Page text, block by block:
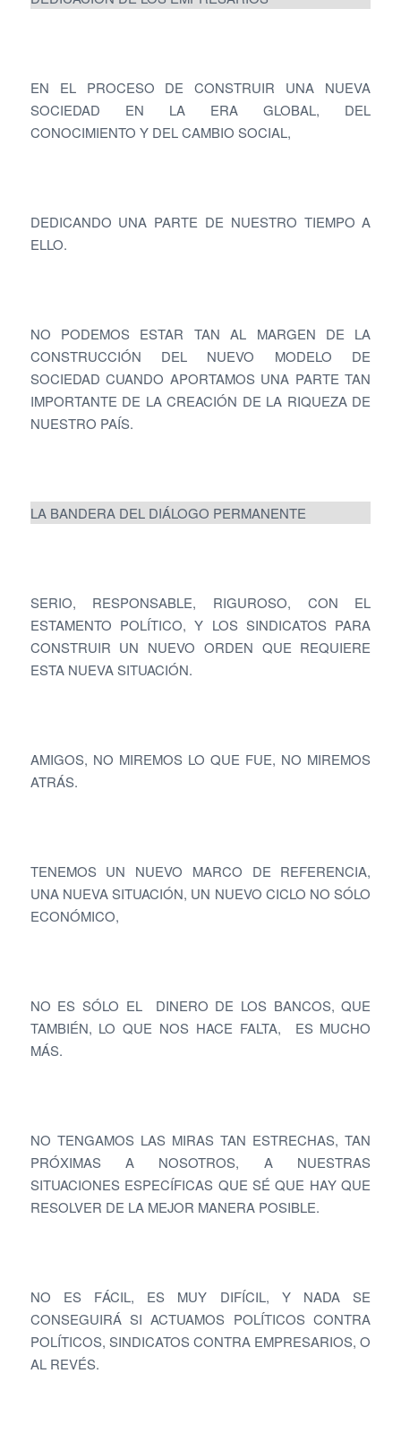
EN EL PROCESO DE CONSTRUIR UNA NUEVA
SOCIEDAD EN LA ERA GLOBAL, DEL
CONOCIMIENTO Y DEL CAMBIO SOCIAL,
DEDICANDO UNA PARTE DE NUESTRO TIEMPO A
ELLO.
NO PODEMOS ESTAR TAN AL MARGEN DE LA
CONSTRUCCIÓN DEL NUEVO MODELO DE
SOCIEDAD CUANDO APORTAMOS UNA PARTE TAN
IMPORTANTE DE LA CREACIÓN DE LA RIQUEZA DE
NUESTRO PAÍS.
LA BANDERA DEL DIÁLOGO PERMANENTE
SERIO, RESPONSABLE, RIGUROSO, CON EL
ESTAMENTO POLÍTICO, Y LOS SINDICATOS PARA
CONSTRUIR UN NUEVO ORDEN QUE REQUIERE
ESTA NUEVA SITUACIÓN.
AMIGOS, NO MIREMOS LO QUE FUE, NO MIREMOS
ATRÁS.
TENEMOS UN NUEVO MARCO DE REFERENCIA,
UNA NUEVA SITUACIÓN, UN NUEVO CICLO NO SÓLO
ECONÓMICO,
NO ES SÓLO EL DINERO DE LOS BANCOS, QUE
TAMBIÉN, LO QUE NOS HACE FALTA, ES MUCHO
MÁS.
NO TENGAMOS LAS MIRAS TAN ESTRECHAS, TAN
PRÓXIMAS A NOSOTROS, A NUESTRAS
SITUACIONES ESPECÍFICAS QUE SÉ QUE HAY QUE
RESOLVER DE LA MEJOR MANERA POSIBLE.
NO ES FÁCIL, ES MUY DIFÍCIL, Y NADA SE
CONSEGUIRÁ SI ACTUAMOS POLÍTICOS CONTRA
POLÍTICOS, SINDICATOS CONTRA EMPRESARIOS, O
AL REVÉS.